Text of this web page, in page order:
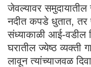
जेवल्यावर समुदायातील
नदीत कपडे धुतात, तर
संध्याकाळी आई-वडील
घरातील ज्येष्ठ व्यक्ती
लावून त्यांच्याजवळ